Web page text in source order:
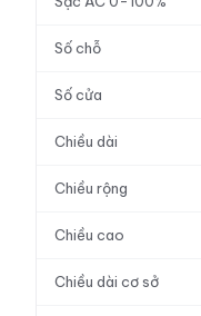
Số chỗ
Số cửa
Chiều dài
Chiều rộng
Chiều cao
Chiều dài cơ sở